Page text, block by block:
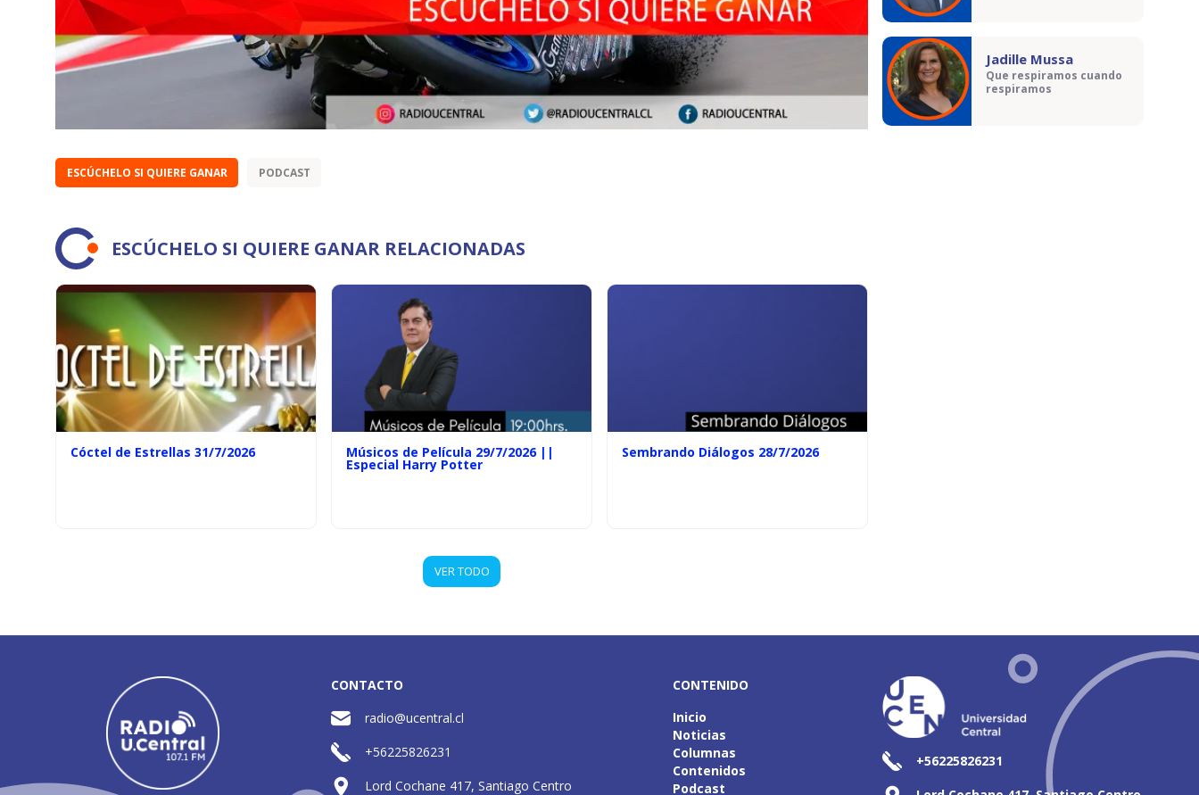
ESCÚCHELO SI QUIERE GANAR PODCAST
ESCÚCHELO SI QUIERE GANAR RELACIONADAS
Cóctel de Estrellas 31/7/2026 Músicos de Película 29/7/2026 ||
Especial Harry Potter
Sembrando Diálogos 28/7/2026
VER TODO
Jadille Mussa
Que respiramos cuando
respiramos
CONTACTO
radio@ucentral.cl
+56225826231
Lord Cochane 417, Santiago Centro
CONTENIDO
Inicio
Noticias
Columnas
Contenidos
Podcast
+56225826231